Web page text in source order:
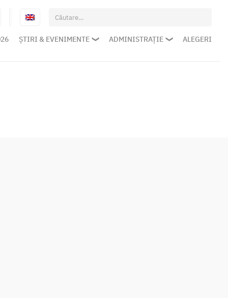
Caută
după:
ȘTIRI & EVENIMENTE ADMINISTRAȚIE ALEGERI